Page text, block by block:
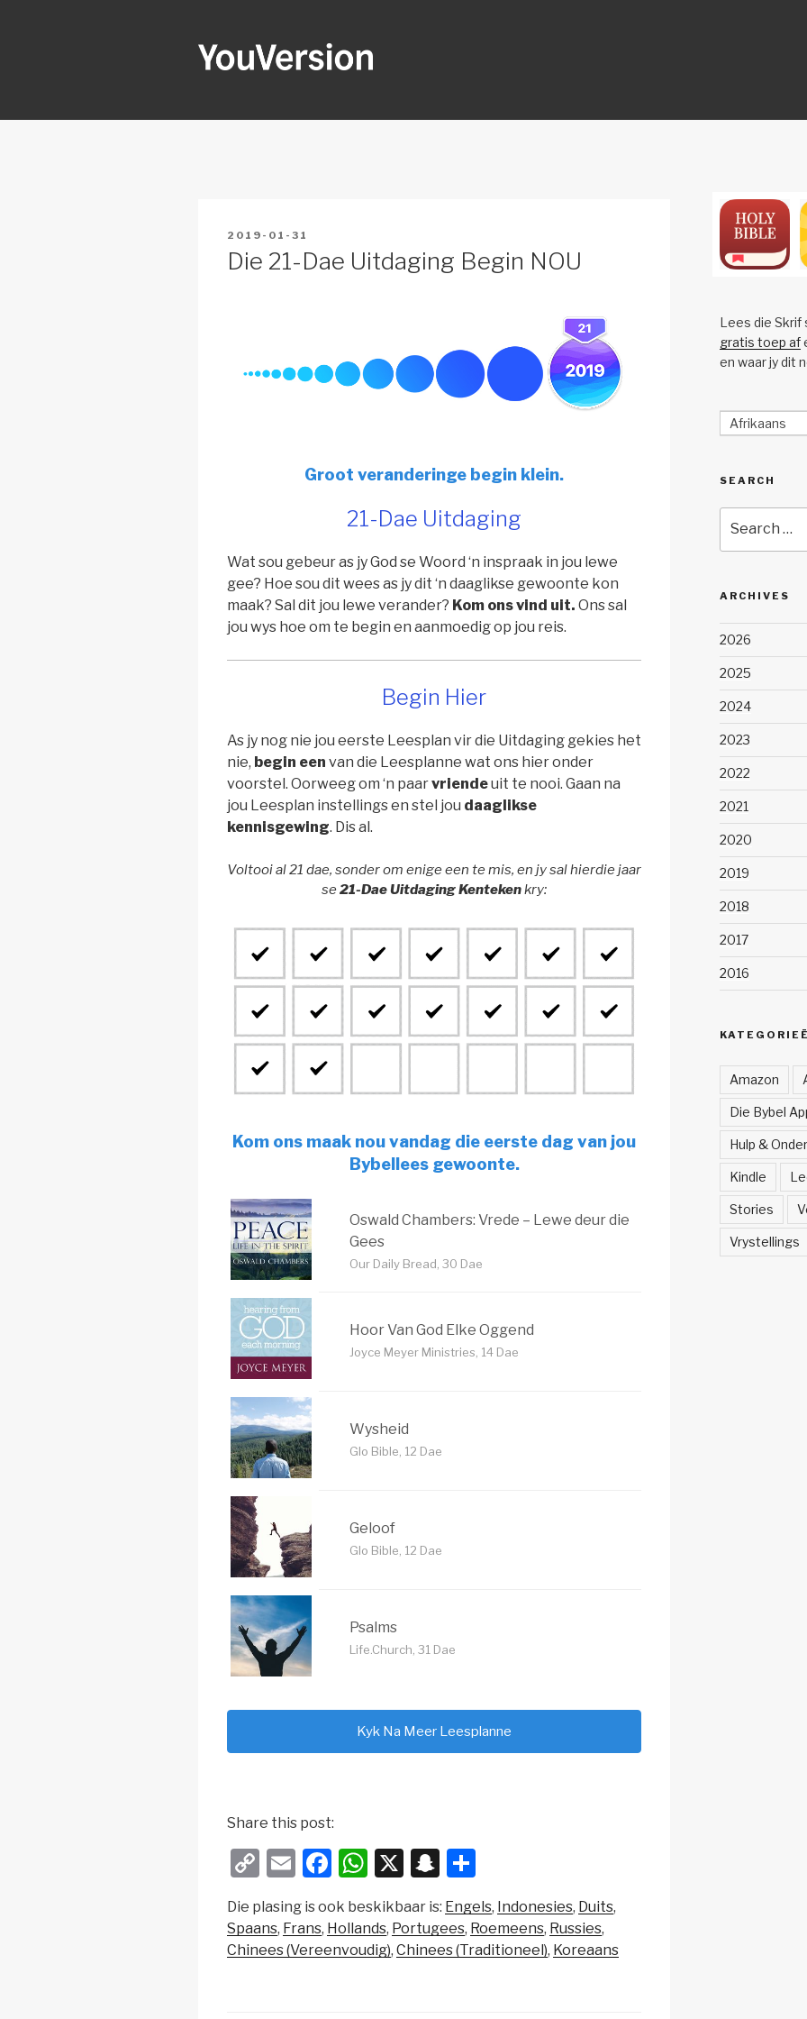
POSTED
2019-01-31
Die 21-Dae Uitdaging Begin NOU
Groot veranderinge begin klein.
21-Dae Uitdaging
Wat sou gebeur as jy God se Woord ‘n inspraak in jou lewe
gee? Hoe sou dit wees as jy dit ‘n daaglikse gewoonte kon
maak? Sal dit jou lewe verander? Kom ons vind uit. Ons sal
jou wys hoe om te begin en aanmoedig op jou reis.
Begin Hier
As jy nog nie jou eerste Leesplan vir die Uitdaging gekies het
nie, begin een van die Leesplanne wat ons hier onder
voorstel. Oorweeg om ‘n paarvriendeuit te nooi. Gaan na
jou Leesplan instellings en stel jou daaglikse
kennisgewing. Dis al.
Voltooi al 21 dae, sonder om enige een te mis, en jy sal hierdie jaar
se21-Dae Uitdaging Kentekenkry:
Kom ons maak nou vandag die eerste dag van jou
Bybellees gewoonte.
Oswald Chambers: Vrede – Lewe deur die
Gees
Our Daily Bread, 30 Dae
Hoor Van God Elke Oggend
Joyce Meyer Ministries, 14 Dae
Wysheid
Glo Bible, 12 Dae
Geloof
Glo Bible, 12 Dae
Psalms
Life.Church, 31 Dae
Kyk Na Meer Leesplanne
Share this post:
C
o
p
y
E
m
ail
F
a
c
e
W
h
at
s
X
S
n
a
p
h
ar
e
Die plasing is ook beskikbaar is: Engels Indonesies Duits
Spaans Frans Hollands Portugees Roemeens Russies
Chinees (Vereenvoudig) Chinees (Traditioneel) Koreaans
Lees die Skrif
gratis toep af
en waar jy dit
Afrikaans
SEARCH
for:
ARCHIVES
2026
2025
2024
2023
2022
2021
2020
2019
2018
2017
2016
KATEGORIEË
Amazon
Die Bybel
Hulp &
Kindle
Stories
Vrystellings